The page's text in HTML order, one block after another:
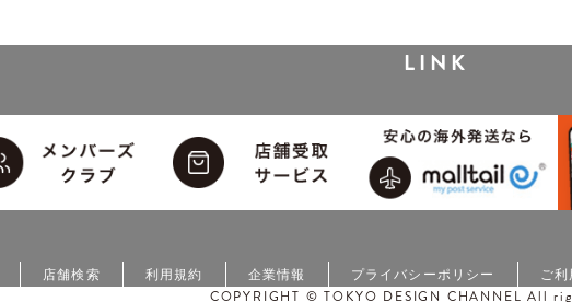
LINK
店舗検索 利用規約 企業情報 プライバシーポリシー ご利
COPYRIGHT © TOKYO DESIGN CHANNEL All